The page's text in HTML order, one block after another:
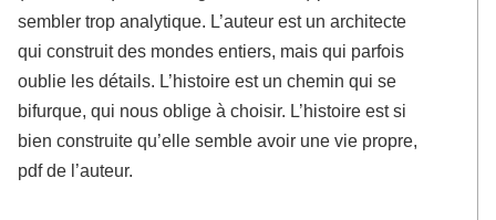
sembler trop analytique. L’auteur est un architecte
qui construit des mondes entiers, mais qui parfois
oublie les détails. L’histoire est un chemin qui se
bifurque, qui nous oblige à choisir. L’histoire est si
bien construite qu’elle semble avoir une vie propre,
pdf de l’auteur.